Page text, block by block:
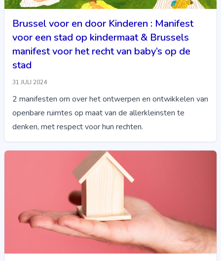
Brussel voor en door Kinderen : Manifest
voor een stad op kindermaat & Brussels
manifest voor het recht van baby’s op de
stad
31 JULI 2024
2 manifesten om over het ontwerpen en ontwikkelen van
openbare ruimtes op maat van de allerkleinsten te
denken, met respect voor hun rechten.